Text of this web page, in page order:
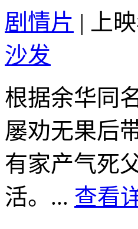
剧情片 | 上
沙发
根据余华同
屡劝无果后
有家产气死
活。... 查看